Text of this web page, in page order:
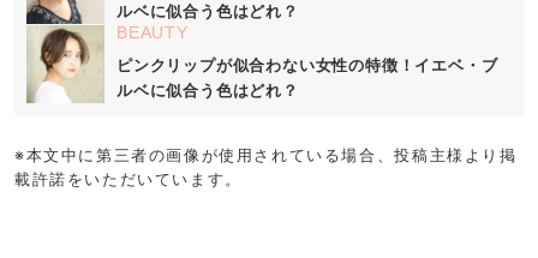
ルベに似合う色はどれ？
BEAUTY
ピンクリップが似合わない女性の特徴！イエベ・ブ
ルベに似合う色はどれ？
※本文中に第三者の画像が使用されている場合、投稿主様より掲
載許諾をいただいています。